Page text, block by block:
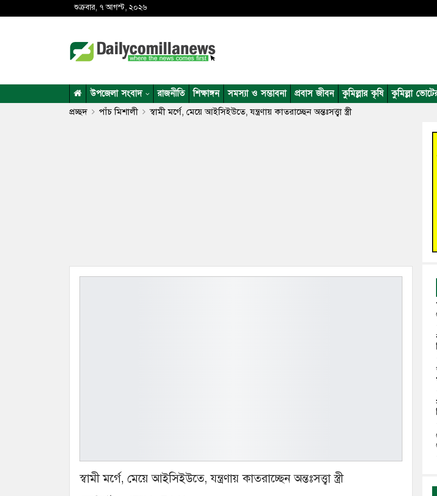
শুক্রবার, ৭ আগস্ট, ২০২৬
উপজেলা সংবাদ রাজনীতি শিক্ষাঙ্গন সমস্যা ও সম্ভাবনা প্রবাস জীবন কুমিল্লার কৃষি কুমিল্লা
প্রচ্ছদ পাঁচ মিশালী স্বামী মর্গে, মেয়ে আইসিইউতে, যন্ত্রণায় কাতরাচ্ছেন অন্তঃসত্ত্বা স্ত্রী
স্বামী মর্গে, মেয়ে আইসিইউতে, যন্ত্রণায় কাতরাচ্ছেন অন্তঃসত্ত্বা স্ত্রী